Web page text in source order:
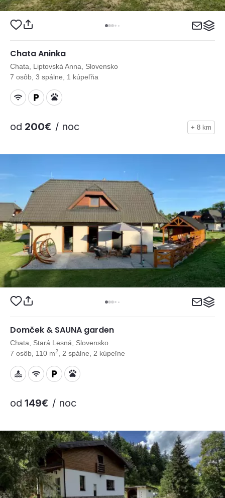
Chata Aninka
Chata, Liptovská Anna, Slovensko
7 osôb, 3 spálne, 1 kúpeľňa
od 200€ / noc + 8 km
Domček & SAUNA garden
Chata, Stará Lesná, Slovensko
7 osôb, 110 m2 , 2 spálne, 2 kúpeľne
od 149€ / noc